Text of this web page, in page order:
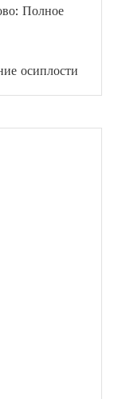
Полное
осиплости